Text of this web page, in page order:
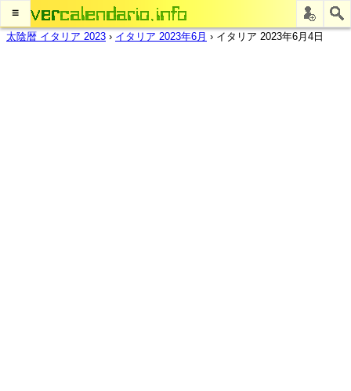
≡
太陰暦 イタリア 2023 › イタリア 2023年6月 › イタリア 2023年6月4日